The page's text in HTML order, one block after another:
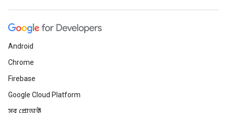
Android
Chrome
Firebase
Google Cloud Platform
সব প্রোডাক্ট